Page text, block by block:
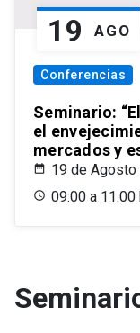
19 AGO
Conferencias
Seminario:
el
mercados y
19 de Agosto
09:00 a 11:00